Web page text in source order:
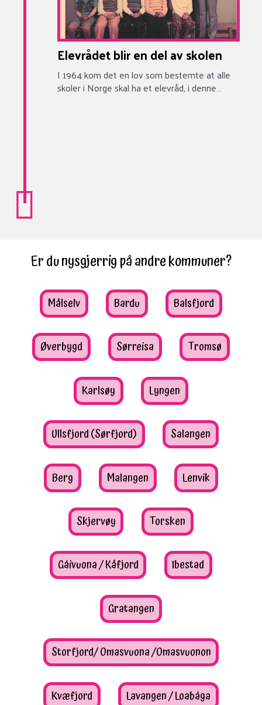
Elevrådet blir en del av skolen
I 1964 kom det en lov som bestemte at alle
skoler i Norge skal ha et elevråd, i denne…
Er du nysgjerrig på andre kommuner?
Målselv Bardu Balsfjord
Øverbygd Sørreisa Tromsø
Karlsøy Lyngen
Ullsfjord (Sørfjord) Salangen
Berg Malangen Lenvik
Skjervøy Torsken
Gáivuona / Kåfjord Ibestad
Gratangen
Storfjord/ Omasvuona /Omasvuonon
Kvæfjord Lavangen / Loabága